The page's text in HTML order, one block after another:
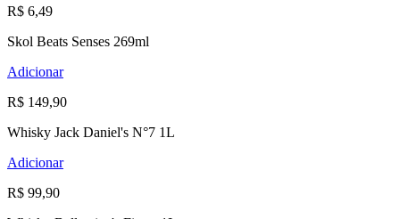
R$ 6,49
Skol Beats Senses 269ml
Adicionar
R$ 149,90
Whisky Jack Daniel's N°7 1L
Adicionar
R$ 99,90